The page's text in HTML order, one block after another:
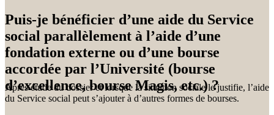
Puis-je bénéficier d’une aide du Service
social parallèlement à l’aide d’une
fondation externe ou d’une bourse
accordée par l’Université (bourse
d’excellence, bourse Magis, etc.) ?
Après étude du dossier et lorsque la situation sociale le justifie, l’aide
du Service social peut s’ajouter à d’autres formes de bourses.